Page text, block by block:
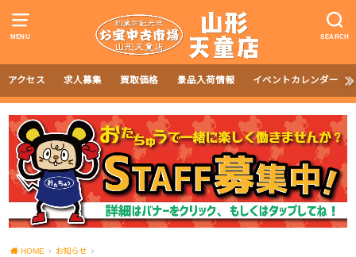
MENU SEARCH
アクセス 求人募集 買取価格 景品入荷情報 イベントカレンダー
HOME お知らせ